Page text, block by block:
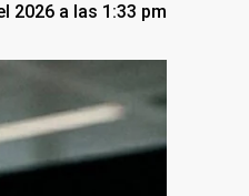
2026 a las 1:33 pm